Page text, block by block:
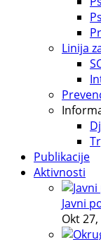
Linija
Publikacije
Aktivnosti
Javni
Okt